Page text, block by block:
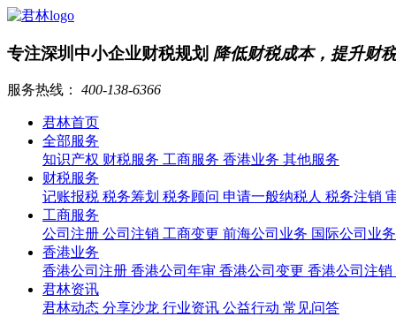
专注深圳中小企业财税规划 降低财税成本，提升财
服务热线： 400-138-6366
君林首页
全部服务
知识产权 财税服务 工商服务 香港业务 其他服务
财税服务
记账报税 税务筹划 税务顾问 申请一般纳税人 税务注销
工商服务
公司注册 公司注销 工商变更 前海公司业务 国际公司业
香港业务
香港公司注册 香港公司年审 香港公司变更 香港公司注销
君林资讯
君林动态 分享沙龙 行业资讯 公益行动 常见问答